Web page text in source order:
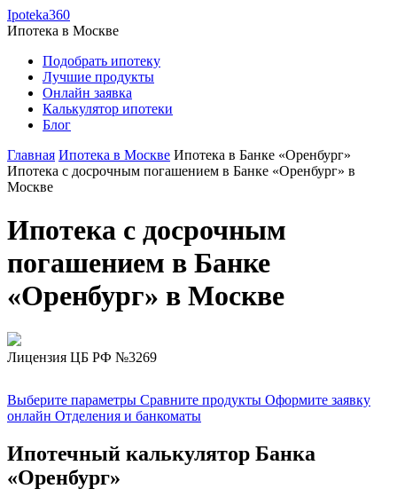
Ipoteka360
Ипотека в Москве
Подобрать ипотеку
Лучшие продукты
Онлайн заявка
Калькулятор ипотеки
Блог
Главная Ипотека в Москве Ипотека в Банке «Оренбург»
Ипотека c досрочным погашением в Банке «Оренбург» в
Москве
Ипотека c досрочным
погашением в Банке
«Оренбург» в Москве
Лицензия ЦБ РФ №3269
Выберите параметры Сравните продукты Оформите заявку
онлайн Отделения и банкоматы
Ипотечный калькулятор Банка
«Оренбург»